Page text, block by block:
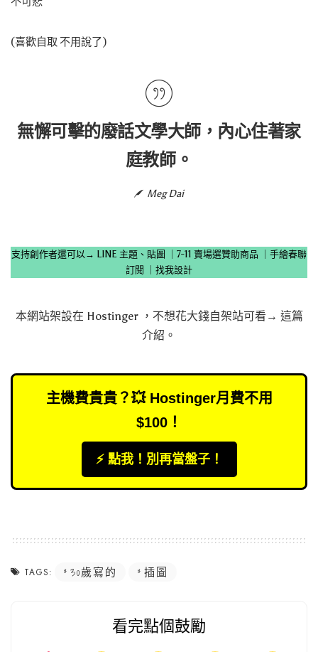
(喜歡自取 不用說了)
無懈可擊的廢話文學大師，內心住著家
庭教師。
Meg Dai
支持創作者還可以→ LINE 主題、貼圖 7-11 賣場選贊助商品
手繪春聯
訂閱
找我設計
本網站架設在 Hostinger，不想花大錢自架站可看→ 這篇
介紹 。
主機費貴貴？💥 Hostinger月費不用
$100！
⚡️ 點我！別再當盤子！
TAGS: 30歲寫的 插圖
看完點個鼓勵